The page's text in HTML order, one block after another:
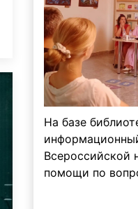
На базе
Всероссийской
помощи по